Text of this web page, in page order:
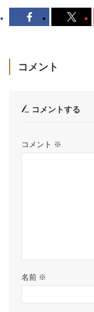
コメント
コメントする
コメント ※
名前 ※